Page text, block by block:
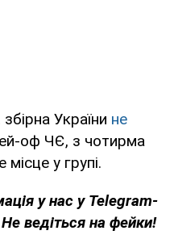
України не
оф ЧЄ, з чотирма
у групі.
у нас у Telegram-
ведіться на фейки!